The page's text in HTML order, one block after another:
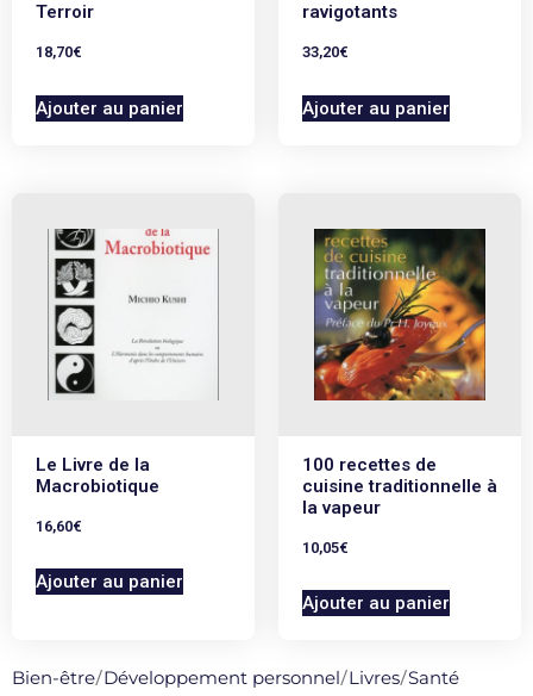
Terroir
18,70€
Ajouter au panier
ravigotants
33,20€
Ajouter au panier
Le Livre de la
Macrobiotique
16,60€
Ajouter au panier
100 recettes de
cuisine traditionnelle à
la vapeur
10,05€
Ajouter au panier
Bien-être/Développement personnel/Livres/Santé